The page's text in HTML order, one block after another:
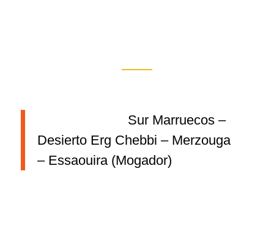
Sur Marruecos –
Desierto Erg Chebbi – Merzouga
– Essaouira (Mogador)